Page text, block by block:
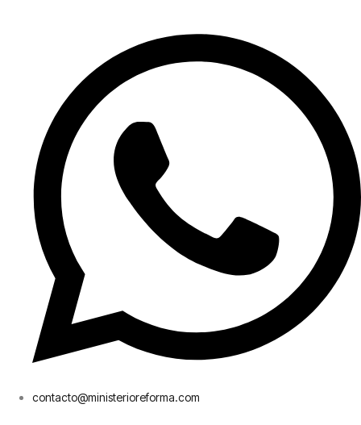
contacto@ministerioreforma.com